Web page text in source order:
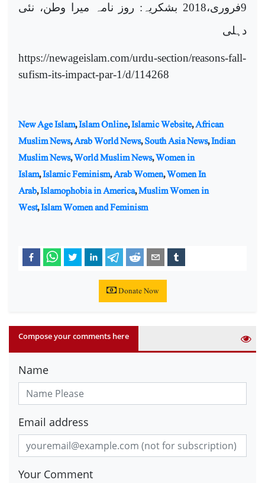
9فروری،2018 بشکریہ: روز نامہ میرا وطن، نئی
دہلی
https://newageislam.com/urdu-section/reasons-fall-
sufism-its-impact-par-1/d/114268
New Age Islam,Islam Online,Islamic Website,African
Muslim News,Arab World News,South Asia News,Indian
Muslim News,World Muslim News,Women in
Islam,Islamic Feminism,Arab Women,Women In
Arab,Islamophobia in America,Muslim Women in
West,Islam Women and Feminism
Donate Now
Compose your comments here
Name
Email address
Your Comment